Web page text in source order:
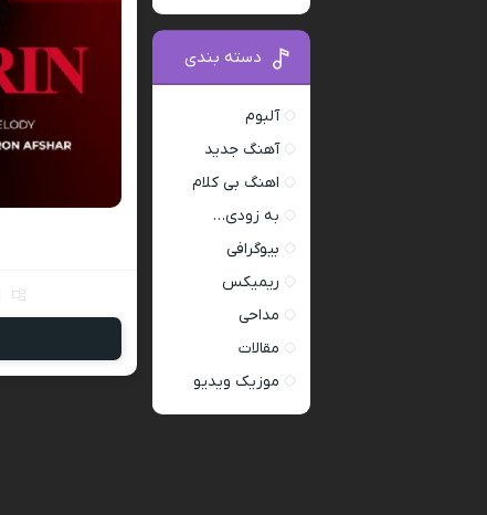
دسته بندی
آلبوم
آهنگ جدید
اهنگ بی کلام
به زودی…
بیوگرافی
ریمیکس
مداحی
مقالات
موزیک ویدیو